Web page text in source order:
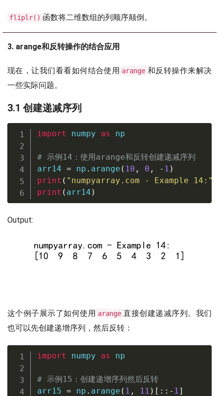
fliplr() 函数将二维数组的列顺序颠倒。
3. arange和反转操作的结合应用
现在，让我们看看如何结合使用 arange 和反转操作来解决
一些实际问题。
3.1 创建递减序列
import numpy as np
# 示例14：使用arange和反转创建递减序列
arr14 = np . arange ( 10 , 0 , - 1 )
print ( "numpyarray.com - Example 14:"
print ( arr14 )
Output:
这个例子展示了如何使用 arange 直接创建递减序列。我们
也可以先创建递增序列，然后反转：
import numpy as np
# 示例15：创建递增序列然后反转
arr15 = np . arange ( 1 , 11 ) [ : : - 1 ]